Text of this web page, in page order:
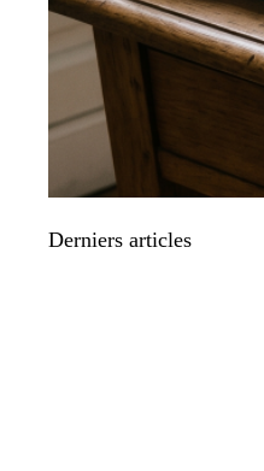
Derniers articles